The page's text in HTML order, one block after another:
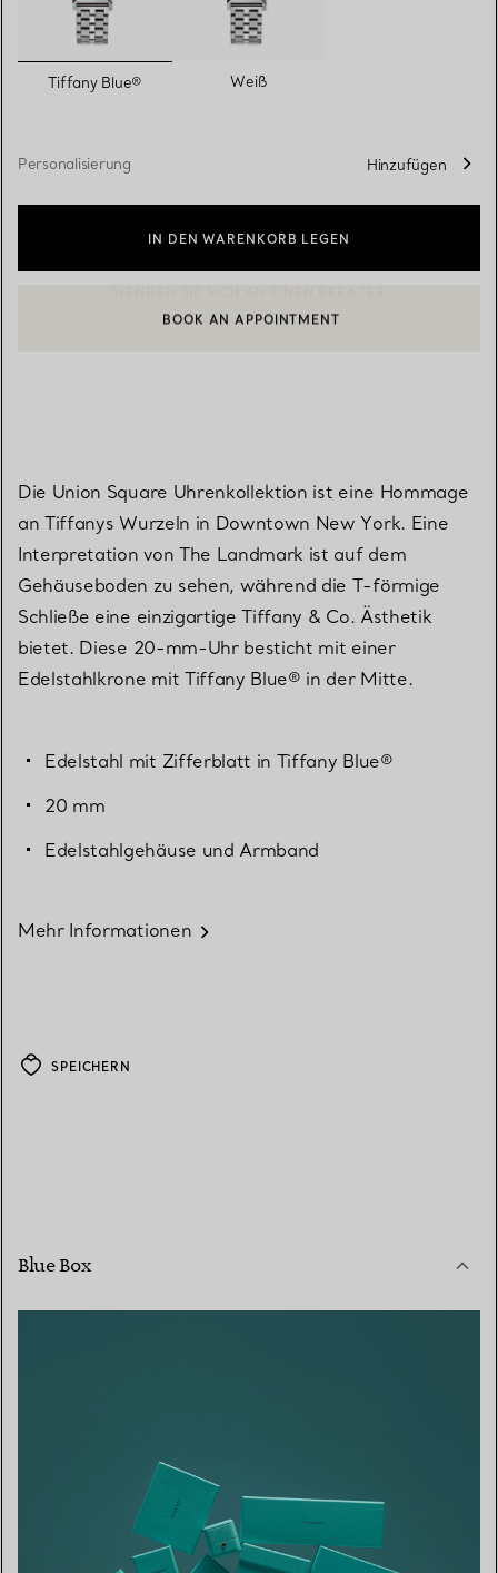
ausgewählt
Tiffany Blue® Weiß
Personalisierung Hinzufügen
IN DEN WARENKORB LEGEN
EINEN KUNDENBERATER KONTAKTIEREN ODER EINEN
BOOK AN APPOINTMENT
Die Union Square Uhrenkollektion ist eine Hommage
an Tiffanys Wurzeln in Downtown New York. Eine
Interpretation von The Landmark ist auf dem
Gehäuseboden zu sehen, während die T-förmige
Schließe eine einzigartige Tiffany & Co. Ästhetik
bietet. Diese 20-mm-Uhr besticht mit einer
Edelstahlkrone mit Tiffany Blue® in der Mitte.
Edelstahl mit Zifferblatt in Tiffany Blue®
20 mm
Edelstahlgehäuse und Armband
Mehr Informationen
SPEICHERN
Blue Box